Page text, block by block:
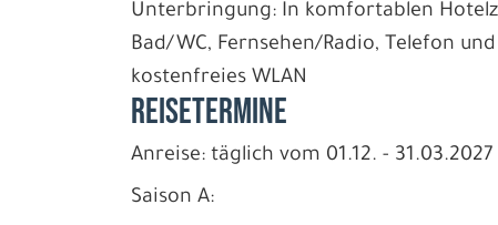
Unterbringung: In komfortablen
Bad/WC, Fernsehen/Radio, Telefon
kostenfreies WLAN
REISETERMINE
Anreise: täglich vom 01.12. - 31.03.2027
Saison A: